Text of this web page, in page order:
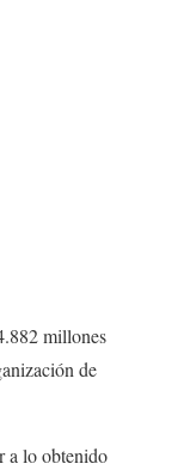
millones
de
a lo obtenido